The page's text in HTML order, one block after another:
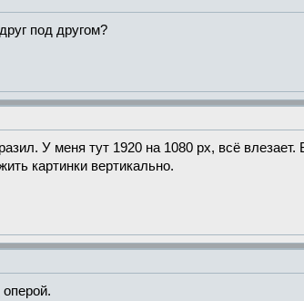
под другом?
У меня тут 1920 на 1080 px, всё
картинки вертикально.